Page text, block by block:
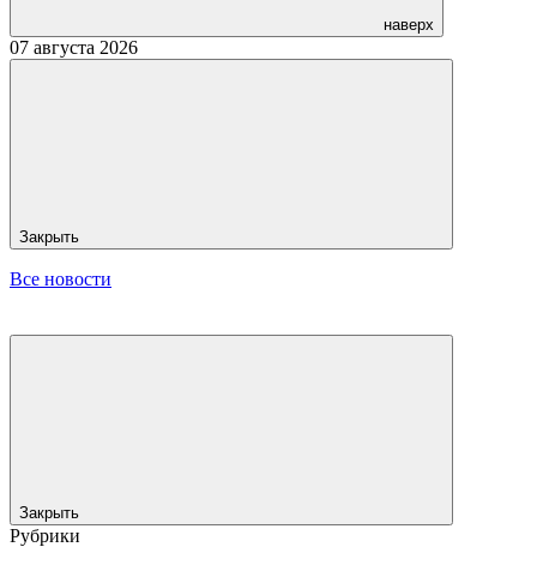
наверх
07 августа 2026
Закрыть
Все новости
Закрыть
Рубрики